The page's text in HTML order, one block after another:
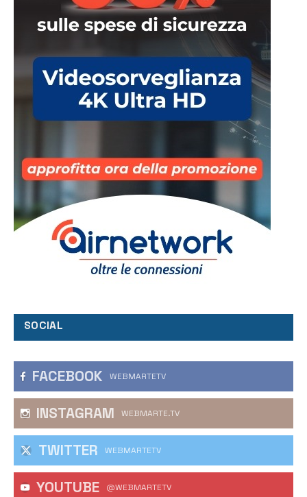
SOCIAL
FACEBOOK WEBMARTETV
INSTAGRAM WEBMARTE.TV
TWITTER WEBMARTETV
YOUTUBE @WEBMARTETV